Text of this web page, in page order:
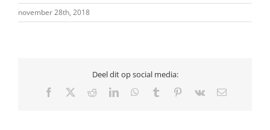
november 28th, 2018
Deel dit op social media:
Facebook RedditLinkedInWhatsApp
Tumblr Pinterest
Vk
E-